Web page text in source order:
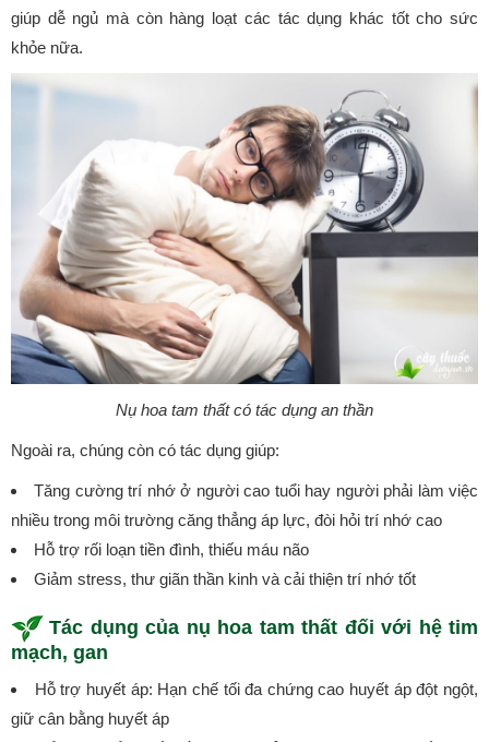
giúp dễ ngủ mà còn hàng loạt các tác dụng khác tốt cho sức
khỏe nữa.
Nụ hoa tam thất có tác dụng an thần
Ngoài ra, chúng còn có tác dụng giúp:
Tăng cường trí nhớ ở người cao tuổi hay người phải làm việc
nhiều trong môi trường căng thẳng áp lực, đòi hỏi trí nhớ cao
Hỗ trợ rối loạn tiền đình, thiếu máu não
Giảm stress, thư giãn thần kinh và cải thiện trí nhớ tốt
Tác dụng của nụ hoa tam thất đối với hệ tim
mạch, gan
Hỗ trợ huyết áp: Hạn chế tối đa chứng cao huyết áp đột ngột,
giữ cân bằng huyết áp